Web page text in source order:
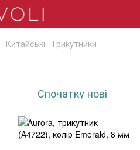
Китайські Трикутники
Спочатку нові